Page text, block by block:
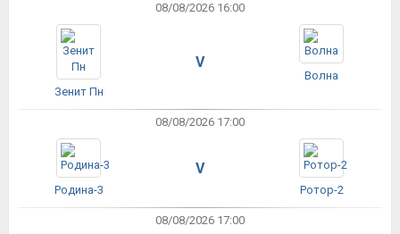
08/08/2026 16:00
Зенит Пн
V
Волна
08/08/2026 17:00
Родина-3
V
Ротор-2
08/08/2026 17:00